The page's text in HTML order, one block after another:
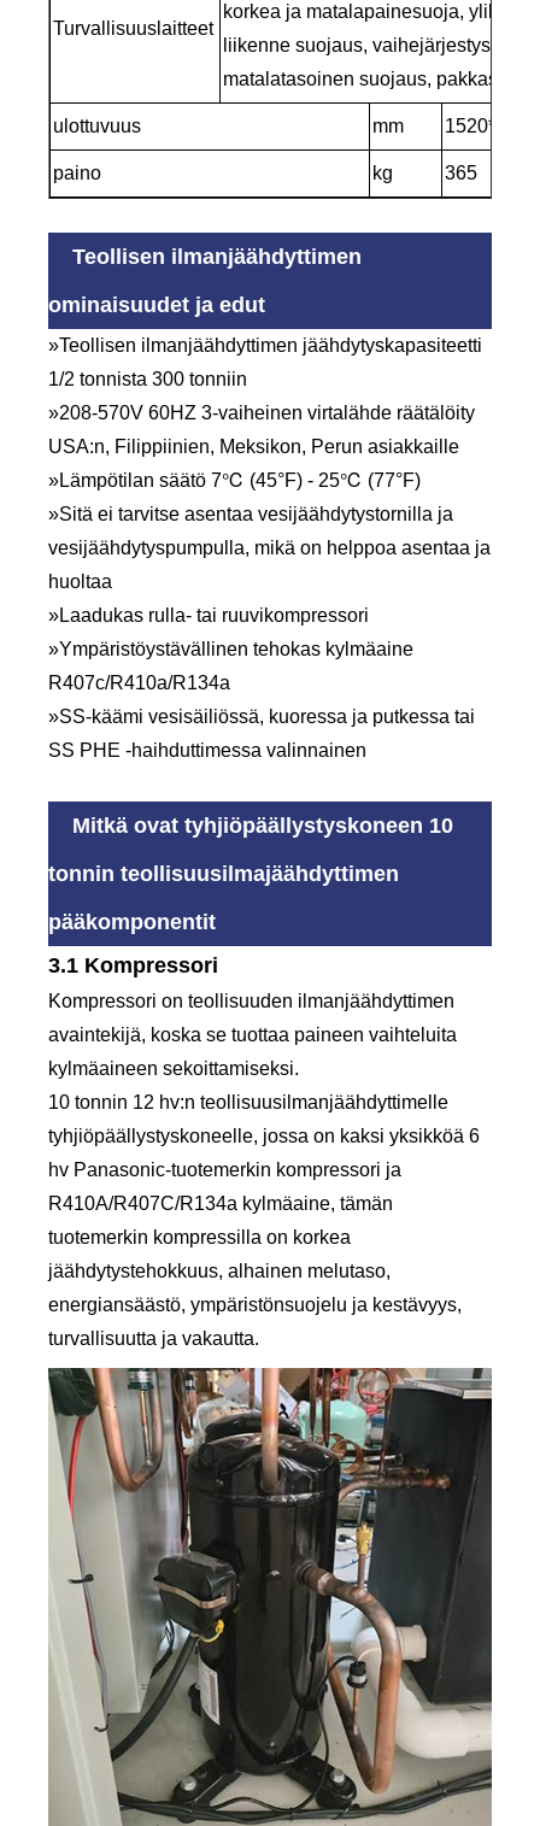
Turvallisuuslaitteet
korkea ja matalapainesuoja,
liikenne suojaus, vaihejärjestys/
matalatasoinen suojaus,
ulottuvuus mm
paino kg 365
Teollisen ilmanjäähdyttimen
ominaisuudet ja edut
»Teollisen ilmanjäähdyttimen jäähdytyskapasiteetti
1/2 tonnista 300 tonniin
»208-570V 60HZ 3-vaiheinen virtalähde räätälöity
USA:n, Filippiinien, Meksikon, Perun asiakkaille
»Lämpötilan säätö 7℃ (45°F) - 25℃ (77°F)
»Sitä ei tarvitse asentaa vesijäähdytystornilla ja
vesijäähdytyspumpulla, mikä on helppoa asentaa ja
huoltaa
»Laadukas rulla- tai ruuvikompressori
»Ympäristöystävällinen tehokas kylmäaine
R407c/R410a/R134a
»SS-käämi vesisäiliössä, kuoressa ja putkessa tai
SS PHE -haihduttimessa valinnainen
Mitkä ovat tyhjiöpäällystyskoneen 10
tonnin teollisuusilmajäähdyttimen
pääkomponentit
3.1 Kompressori
Kompressori on teollisuuden ilmanjäähdyttimen
avaintekijä, koska se tuottaa paineen vaihteluita
kylmäaineen sekoittamiseksi.
10 tonnin 12 hv:n teollisuusilmanjäähdyttimelle
tyhjiöpäällystyskoneelle, jossa on kaksi yksikköä 6
hv Panasonic-tuotemerkin kompressori ja
R410A/R407C/R134a kylmäaine, tämän
tuotemerkin kompressilla on korkea
jäähdytystehokkuus, alhainen melutaso,
energiansäästö, ympäristönsuojelu ja kestävyys,
turvallisuutta ja vakautta.